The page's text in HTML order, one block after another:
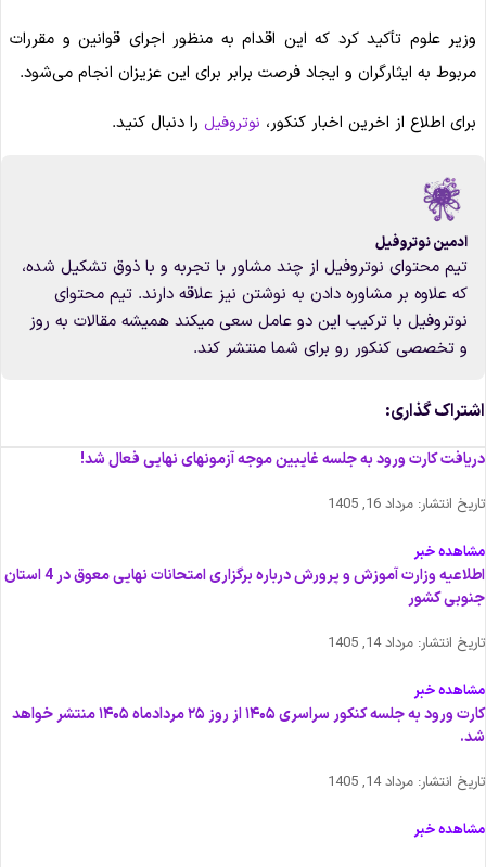
وزیر علوم تأکید کرد که این اقدام به منظور اجرای قوانین و مقررات
مربوط به ایثارگران و ایجاد فرصت برابر برای این عزیزان انجام می‌شود.
برای اطلاع از اخرین اخبار کنکور، نوتروفیلرا دنبال کنید.
ادمین نوتروفیل
تیم محتوای نوتروفیل از چند مشاور با تجربه و با ذوق تشکیل شده،
که علاوه بر مشاوره دادن به نوشتن نیز علاقه دارند. تیم محتوای
نوتروفیل با ترکیب این دو عامل سعی میکند همیشه مقالات به روز
و تخصصی کنکور رو برای شما منتشر کند.
گذاری:
کارت ورود به جلسه غایبین موجه آزمونهای نهایی فعال شد!
انتشار: مرداد 16, 1405
خبر
اطلاعیه وزارت آموزش و پرورش درباره برگزاری امتحانات نهایی معوق در 4 استان
کشور
انتشار: مرداد 14, 1405
خبر
کارت ورود به جلسه کنکور سراسری ۱۴۰۵ از روز ۲۵ مردادماه ۱۴۰۵ منتشر خواهد
انتشار: مرداد 14, 1405
خبر